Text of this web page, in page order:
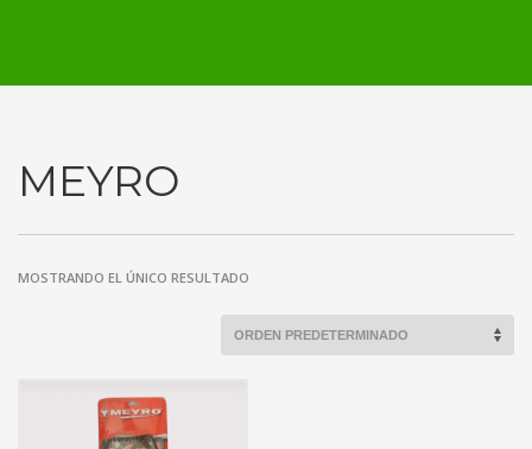
MEYRO
MOSTRANDO EL ÚNICO RESULTADO